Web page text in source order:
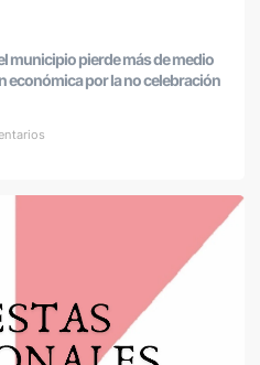
municipio pierde más de medio
económica por la no celebración